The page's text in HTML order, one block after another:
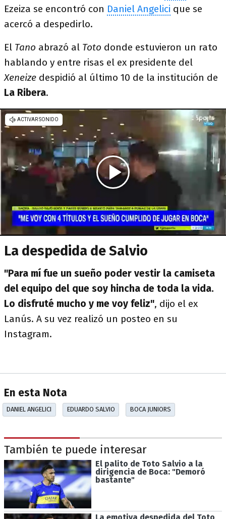
Ezeiza se encontró con Daniel Angelici que se
acercó a despedirlo.
El Tano abrazó al Toto donde estuvieron un rato
hablando y entre risas el ex presidente del
Xeneize despidió al último 10 de la institución de
La Ribera.
La despedida de Salvio
"Para mí fue un sueño poder vestir la camiseta
del equipo del que soy hincha de toda la vida.
Lo disfruté mucho y me voy feliz", dijo el ex
Lanús. A su vez realizó un posteo en su
Instagram.
En esta Nota
DANIEL ANGELICI EDUARDO SALVIO BOCA JUNIORS
También te puede interesar
El palito de Toto Salvio a la
dirigencia de Boca: "Demoró
bastante"